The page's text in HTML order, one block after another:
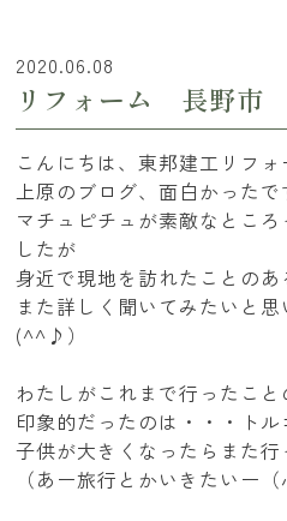
2020.06.08
リフォーム 長野市
こんにちは、東邦建工リフォ
上原のブログ、面白かったで
マチュピチュが素敵なとこ
したが
身近で現地を訪れたことの
また詳しく聞いてみたいと
(^^♪）
わたしがこれまで行ったこと
印象的だったのは・・・ト
子供が大きくなったらまた行
（あー旅行とかいきたいー（